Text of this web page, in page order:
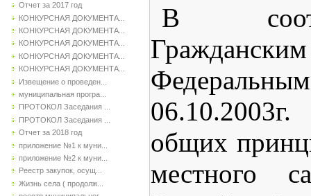
Отчет за 2017 год
КОНКУРСНАЯ ДОКУМЕНТА...
КОНКУРСНАЯ ДОКУМЕНТА...
КОНКУРСНАЯ ДОКУМЕНТА...
КОНКУРСНАЯ ДОКУМЕНТА...
КОНКУРСНАЯ ДОКУМЕНТА...
Извещение о проведен...
муниципальная програ...
ПРОТОКОЛ Заседания ...
ПРОТОКОЛ Заседания ...
Отчет за 2018 год
приложение №1 к муни...
приложение №2 к муни...
Реестр закупок, осущ...
Жизнь села ( продолж...
В
общих
местного